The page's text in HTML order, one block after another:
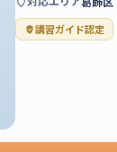
講習ガイド認定